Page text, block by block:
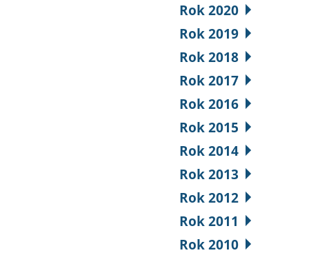
Rok 2020
Rok 2019
Rok 2018
Rok 2017
Rok 2016
Rok 2015
Rok 2014
Rok 2013
Rok 2012
Rok 2011
Rok 2010